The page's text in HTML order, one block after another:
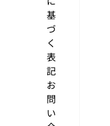
基
づ
く
表
記
お
問
い